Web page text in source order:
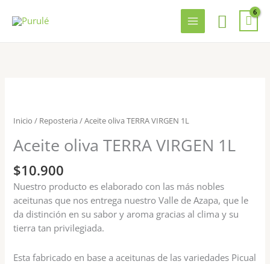
Inicio / Reposteria / Aceite oliva TERRA VIRGEN 1L
Aceite oliva TERRA VIRGEN 1L
$10.900
Nuestro producto es elaborado con las más nobles
aceitunas que nos entrega nuestro Valle de Azapa, que le
da distinción en su sabor y aroma gracias al clima y su
tierra tan privilegiada.
Esta fabricado en base a aceitunas de las variedades Picual
TERRA
1L